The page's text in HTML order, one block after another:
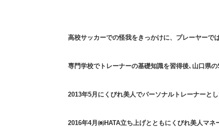
高校サッカーでの怪我をきっかけに、プレーヤーで
専門学校でトレーナーの基礎知識を習得後､山口県
2013年5月にくびれ美人でパーソナルトレーナーと
2016年4月㈱HATA立ち上げとともにくびれ美人マ